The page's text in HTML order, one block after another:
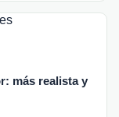
más realista y